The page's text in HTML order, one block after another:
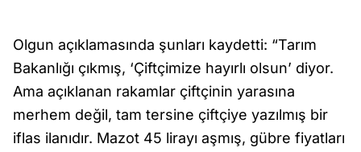
Olgun açıklamasında şunları kaydetti: “Tarım
Bakanlığı çıkmış, ‘Çiftçimize hayırlı olsun’ diyor.
Ama açıklanan rakamlar çiftçinin yarasına
merhem değil, tam tersine çiftçiye yazılmış bir
iflas ilanıdır. Mazot 45 lirayı aşmış, gübre fiyatları